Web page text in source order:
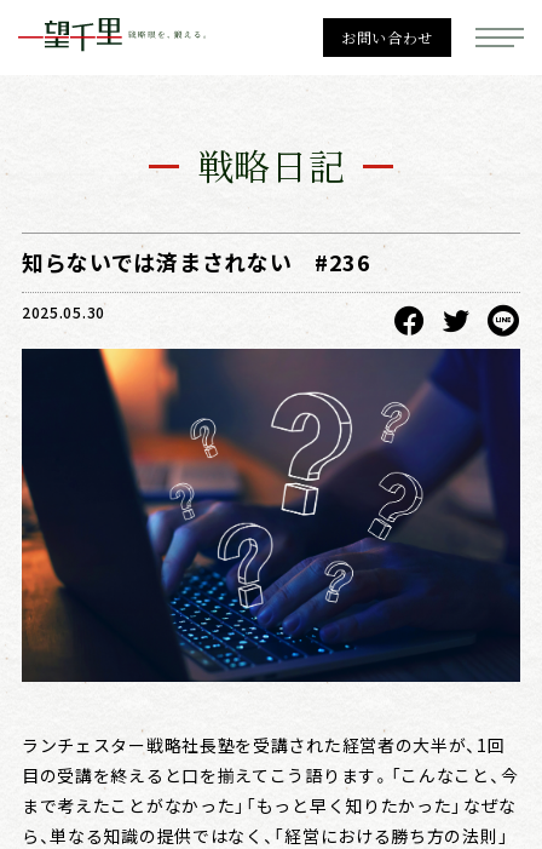
お問い合わせ
経営戦略
個別相談
会社情報
戦略日記
戦略日記
知らないでは済まされない #236
2025.05.30
ランチェスター戦略社長塾を受講された経営者の大半が、1回
目の受講を終えると口を揃えてこう語ります。「こんなこと、今
まで考えたことがなかった」「もっと早く知りたかった」――なぜな
ら、単なる知識の提供ではなく、「経営における勝ち方の法則」